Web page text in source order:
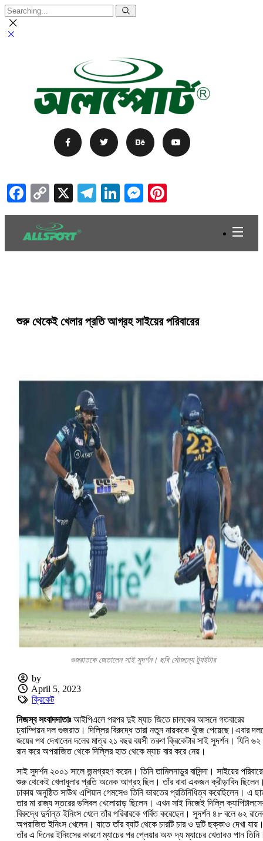
Facebook
Copy
Link
X Telegram
LinkedIn
Messenger
শুরু থেকেই খেলার প্রতি আগ্রহ সাইয়ের পরিবারের
গুজরাতকে জেতালেন সাই সুদর্শন। ছবি সৌজন্যে ট্যুইটার
by
April 5, 2023
ক্রিকেট
নিজস্ব সংবাদদাতাঃআইপিএলে পরপর দুই ম্যাচ জিতে চালকের আসনে গতবারের
চ্যাম্পিয়ন দল গুজরাত। দিল্লির বিরুদ্ধে তারা নতুন নায়ককে খুঁজে পেয়েছে।এবার
জয়ের পথ দেখালেন দলের মাত্র ২১ বছর বয়সী তরুণ ক্রিকেটার সাই সুদর্শন। যিনি ৬২
রান করে অপরাজিত থেকে দিল্লির হাত থেকে ম্যাচ বার করে নেয়।
সাই সুদর্শন ২০০১ সালে জন্মগ্রহণ করেন। তিনি তামিলনাড়ুর বাসিন্দা। সাইয়ের
শুরু থেকেই খেলাধুলার প্রতি অনেক আগ্রহ ছিল। তাঁর বাবা একজন ক্রীড়াবিদ
ঢাকায় অনুষ্ঠিত সাউথ এশিয়ান গেমসেও তিনি ভারতের প্রতিনিধিত্ব করেছিলেন। এ
তার মা রাজ্য স্তরের ভলিবল খেলোয়াড় ছিলেন। এখন সাই নিজেই দিল্লি
বিরুদ্ধে দুর্দান্ত ইনিংস খেলে তাঁর পরিবারকে গর্বিত করেছেন। সুদর্শন ৪৮ বলে ৬২
অপরাজিত ইনিংস খেলেন। যাতে তাঁর ব্যাট থেকে চারটি চার ও দুটি ছক্কাও দেখা
তাঁর এ দিনের ইনিংসের কারণে ম্যাচের পর প্লেয়ার অফ দ্য ম্যাচের খেতাবও পান